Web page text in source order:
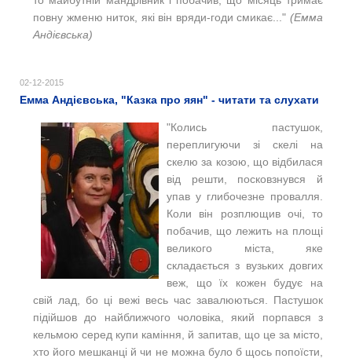
повну жменю ниток, які він вряди-годи смикає..." (Емма
Андієвська)
02-12-2015
Емма Андієвська, "Казка про яян" - читати та слухати
"Колись пастушок,
переплигуючи зі скелі на
скелю за козою, що відбилася
від решти, посковзнувся й
упав у глибочезне провалля.
Коли він розплющив очі, то
побачив, що лежить на площі
великого міста, яке
складається з вузьких довгих
веж, що їх кожен будує на
свій лад, бо ці вежі весь час завалюються. Пастушок
підійшов до найближчого чоловіка, який порпався з
кельмою серед купи каміння, й запитав, що це за місто,
хто його мешканці й чи не можна було б щось попоїсти,